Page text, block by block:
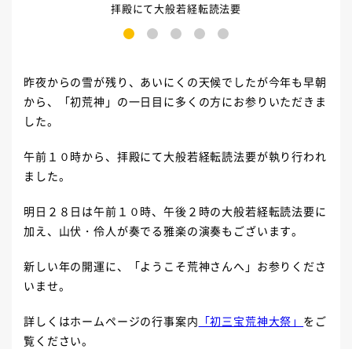
拝殿にて大般若経転読法要
3 4 5
昨夜からの雪が残り、あいにくの天候でしたが今年も早朝
から、「初荒神」の一日目に多くの方にお参りいただきま
した。
午前１０時から、拝殿にて大般若経転読法要が執り行われ
ました。
明日２８日は午前１０時、午後２時の大般若経転読法要に
加え、山伏・伶人が奏でる雅楽の演奏もございます。
新しい年の開運に、「ようこそ荒神さんへ」お参りくださ
いませ。
詳しくはホームページの行事案内 「初三宝荒神大祭」 をご
覧ください。